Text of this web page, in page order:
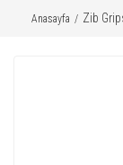
Anasayfa Zib